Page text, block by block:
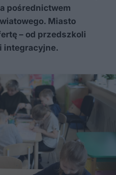
pośrednictwem
Miasto
– od przedszkoli
integracyjne.